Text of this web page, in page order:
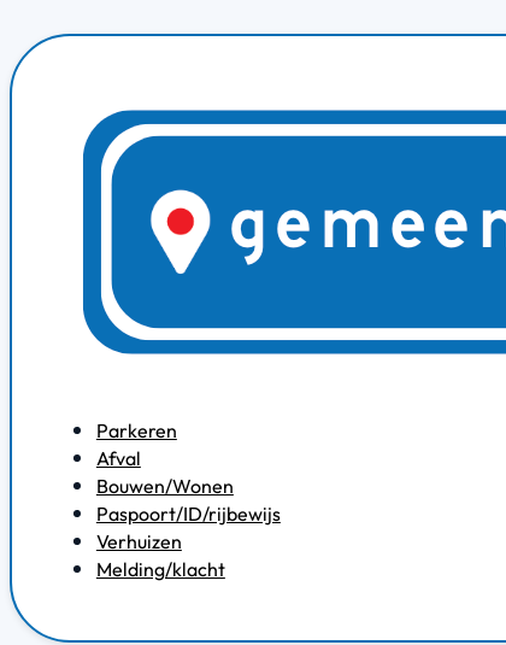
Parkeren
Afval
Bouwen/Wonen
Paspoort/ID/rijbewijs
Verhuizen
Melding/klacht